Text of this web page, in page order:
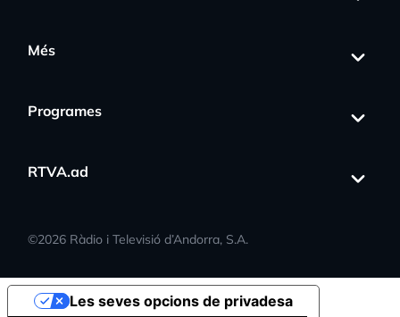
Més
Programes
RTVA.ad
©2026 Ràdio i Televisió d’Andorra, S.A.
Les seves opcions de privadesa